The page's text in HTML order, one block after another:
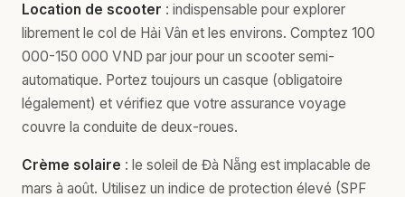
Location de scooter : indispensable pour explorer
librement le col de Hải Vân et les environs. Comptez 100
000-150 000 VND par jour pour un scooter semi-
automatique. Portez toujours un casque (obligatoire
légalement) et vérifiez que votre assurance voyage
couvre la conduite de deux-roues.
Crème solaire : le soleil de Đà Nẵng est implacable de
mars à août. Utilisez un indice de protection élevé (SPF